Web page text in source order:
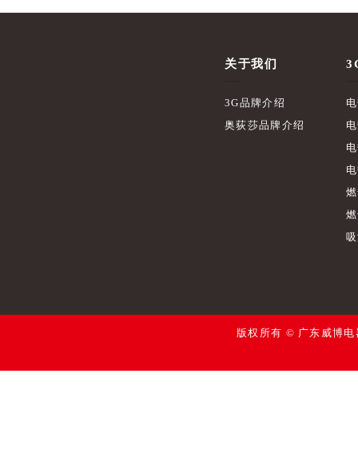
关于我们
3G品牌介绍
奥荻莎品牌介绍
版权所有 © 广东威博